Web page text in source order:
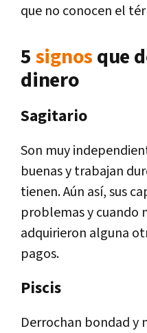
que no conocen el
5 signos que
dinero
Sagitario
Son muy
buenas y trabajan
tienen. Aún así, sus
problemas y cuando
adquirieron alguna
pagos.
Piscis
Derrochan bondad y